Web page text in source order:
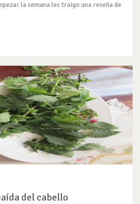
la semana les traigo una reseña de
del cabello